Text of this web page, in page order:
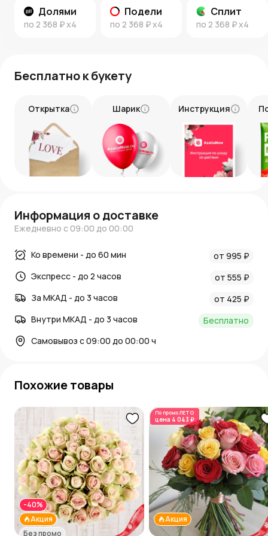
Долями
по 2 368 ₽x4
Подели
по 2 368 ₽x4
Сплит
по 2 368 ₽x4
наполнит день вашего близкого человека светом,
радостью и магией природы.
Новости AzaliaNow
Блог о цветах и флористике
Бесплатно к букету
Открытка Шарик Инструкция
Информация о доставке
Ежедневно с 09:00 до 00:00
Ко времени - до 60 мин
от 995 ₽
Экспресс - до 2 часов
от 555 ₽
За МКАД - до 3 часов
от 425 ₽
Внутри МКАД - до 3 часов
Бесплатно
Самовывоз с 09:00 до 00:00 ч
Похожие товары
Акция
-40%
Без промо
По промоЛЕТО
цена 4 043 ₽
Акция